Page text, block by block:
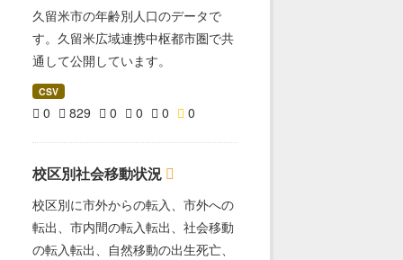
久留米市の年齢別人口のデータで
す。久留米広域連携中枢都市圏で共
通して公開しています。
CSV
0 829 0 0 0 0
校区別社会移動状況
校区別に市外からの転入、市外への
転出、市内間の転入転出、社会移動
の転入転出、自然移動の出生死亡、